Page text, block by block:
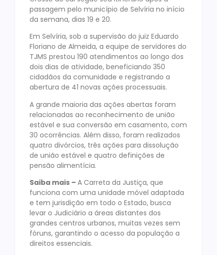
passagem pelo município de Selvíria no início
da semana, dias 19 e 20.
Em Selvíria, sob a supervisão do juiz Eduardo
Floriano de Almeida, a equipe de servidores do
TJMS prestou 190 atendimentos ao longo dos
dois dias de atividade, beneficiando 350
cidadãos da comunidade e registrando a
abertura de 41 novas ações processuais.
A grande maioria das ações abertas foram
relacionadas ao reconhecimento de união
estável e sua conversão em casamento, com
30 ocorrências. Além disso, foram realizados
quatro divórcios, três ações para dissolução
de união estável e quatro definições de
pensão alimentícia.
Saiba mais – A Carreta da Justiça, que
funciona com uma unidade móvel adaptada
e tem jurisdição em todo o Estado, busca
levar o Judiciário a áreas distantes dos
grandes centros urbanos, muitas vezes sem
fóruns, garantindo o acesso da população a
direitos essenciais.